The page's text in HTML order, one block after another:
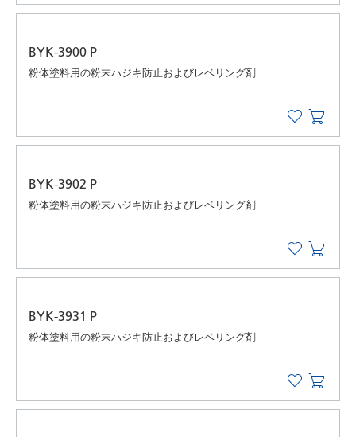
BYK-3900 P
粉体塗料用の粉末ハジキ防止およびレベリング剤
BYK-3902 P
粉体塗料用の粉末ハジキ防止およびレベリング剤
BYK-3931 P
粉体塗料用の粉末ハジキ防止およびレベリング剤